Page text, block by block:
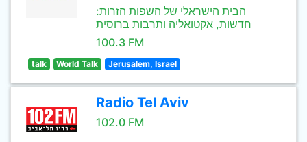
הבית הישראלי של השפות הזרות:
חדשות, אקטואליה ותרבות ברוסית
100.3 FM
talk World Talk Jerusalem, Israel
Radio Tel Aviv
102.0 FM